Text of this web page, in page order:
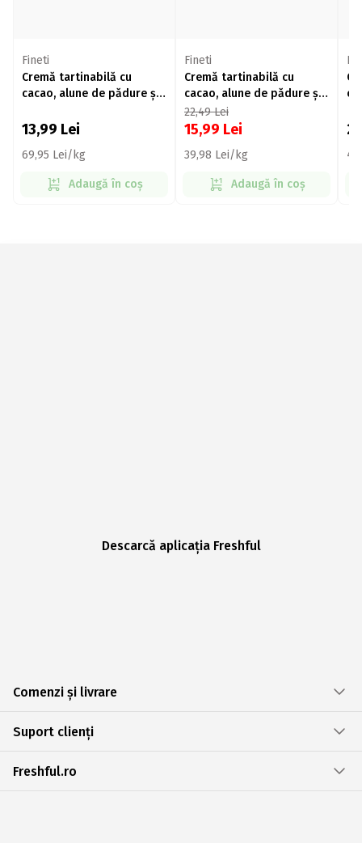
Fineti
Cremă tartinabilă cu
cacao, alune de pădure și
13,99 Lei
69,95 Lei/kg
Adaugă în coș
Fineti
Cremă tartinabilă cu
cacao, alune de pădure și
lapte Spread 400g
22,49Lei
15,99 Lei
39,98 Lei/kg
Adaugă în coș
Descarcă aplicația Freshful
Comenzi și livrare
Suport clienți
Freshful.ro